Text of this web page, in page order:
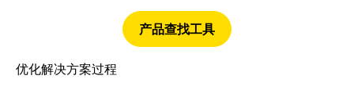
产品查找工具
优化解决方案过程